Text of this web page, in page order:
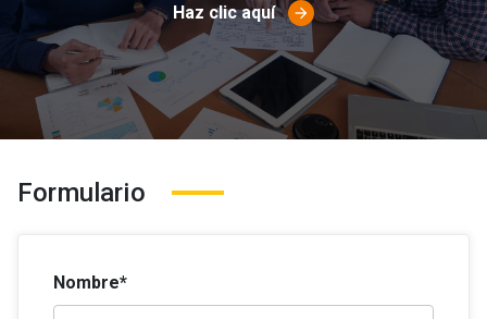
Haz clic aquí arrow_forward
Formulario
Nombre*